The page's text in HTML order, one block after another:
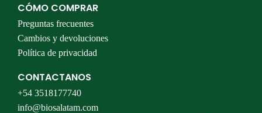
CÓMO COMPRAR
Preguntas frecuentes
Cambios y devoluciones
Política de privacidad
CONTACTANOS
+54 3518177740
info@biosalatam.com